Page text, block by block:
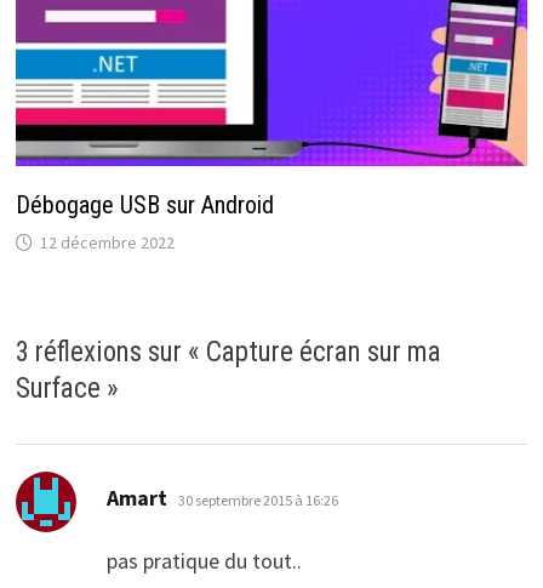
Débogage USB sur Android
12 décembre 2022
3 réflexions sur « Capture écran sur ma
Surface »
Amart dit :
30 septembre 2015 à 16:26
pas pratique du tout..